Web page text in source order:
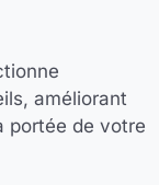
améliorant
portée de votre